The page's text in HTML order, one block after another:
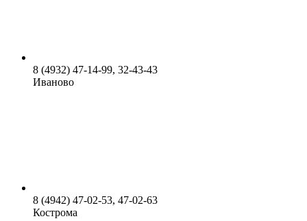
8 (4932) 47-14-99, 32-43-43
Иваново
8 (4942) 47-02-53, 47-02-63
Кострома